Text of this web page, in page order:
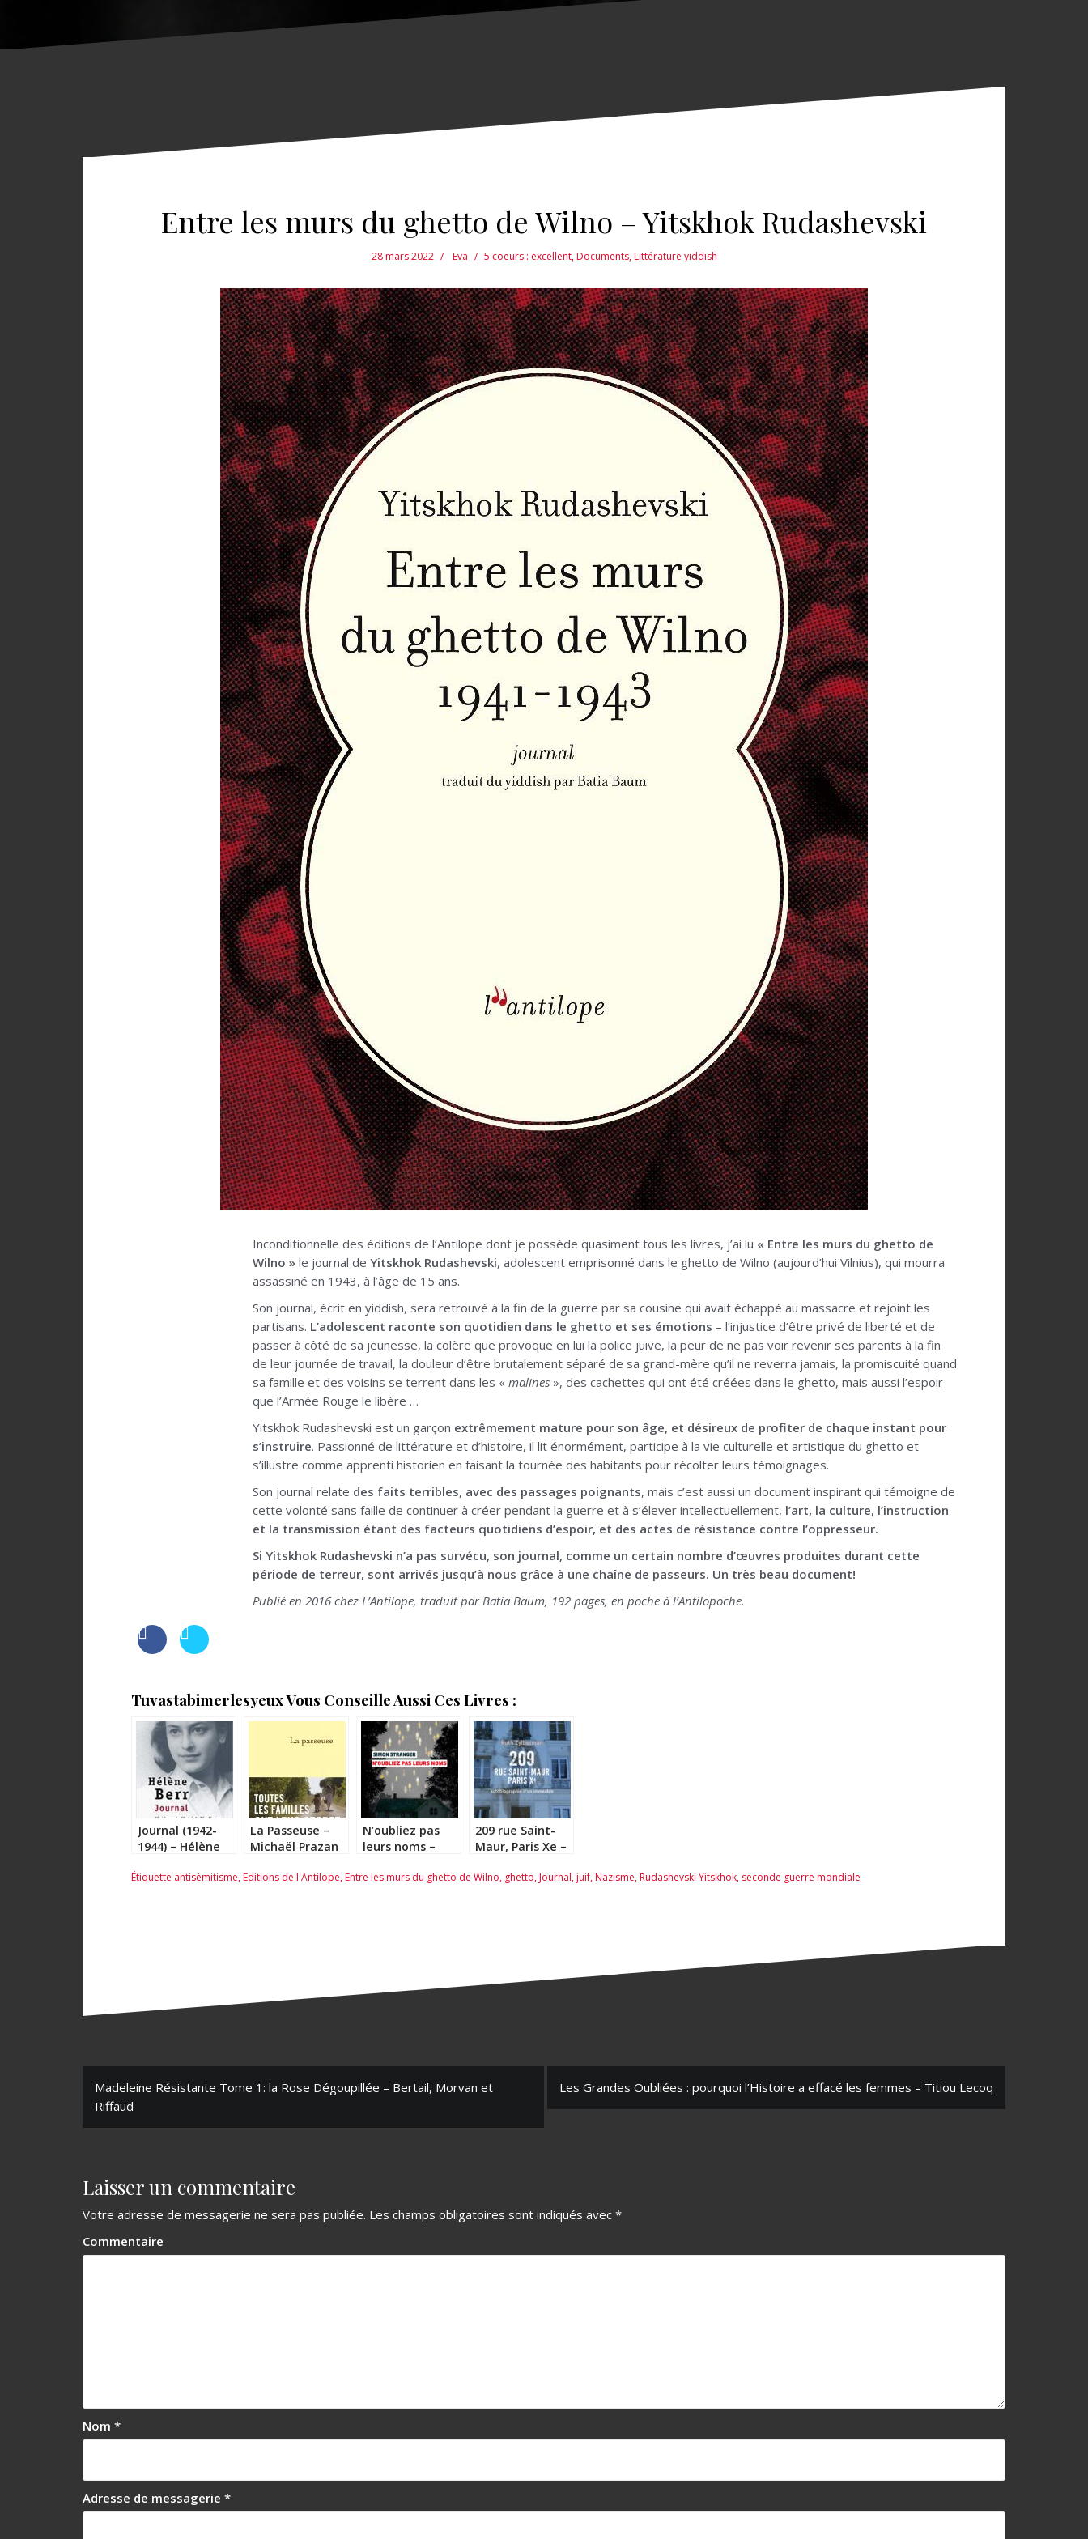
Entre les murs du ghetto de Wilno – Yitskhok Rudashevski
28 mars 2022 Eva 5 coeurs : excellent,Documents,Littérature yiddish
Inconditionnelle des éditions de l’Antilope dont je possède quasiment tous les livres, j’ai lu « Entre les murs du ghetto de
Wilno » le journal de Yitskhok Rudashevski, adolescent emprisonné dans le ghetto de Wilno (aujourd’hui Vilnius), qui mourra
assassiné en 1943, à l’âge de 15 ans.
Son journal, écrit en yiddish, sera retrouvé à la fin de la guerre par sa cousine qui avait échappé au massacre et rejoint les
partisans. L’adolescent raconte son quotidien dans le ghetto et ses émotions – l’injustice d’être privé de liberté et de
passer à côté de sa jeunesse, la colère que provoque en lui la police juive, la peur de ne pas voir revenir ses parents à la fin
de leur journée de travail, la douleur d’être brutalement séparé de sa grand-mère qu’il ne reverra jamais, la promiscuité quand
sa famille et des voisins se terrent dans les « malines », des cachettes qui ont été créées dans le ghetto, mais aussi l’espoir
que l’Armée Rouge le libère …
Yitskhok Rudashevski est un garçon extrêmement mature pour son âge, et désireux de profiter de chaque instant pour
s’instruire. Passionné de littérature et d’histoire, il lit énormément, participe à la vie culturelle et artistique du ghetto et
s’illustre comme apprenti historien en faisant la tournée des habitants pour récolter leurs témoignages.
Son journal relate des faits terribles, avec des passages poignants, mais c’est aussi un document inspirant qui témoigne de
cette volonté sans faille de continuer à créer pendant la guerre et à s’élever intellectuellement, l’art, la culture, l’instruction
et la transmission étant des facteurs quotidiens d’espoir, et des actes de résistance contre l’oppresseur.
Si Yitskhok Rudashevski n’a pas survécu, son journal, comme un certain nombre d’œuvres produites durant cette
période de terreur, sont arrivés jusqu’à nous grâce à une chaîne de passeurs. Un très beau document!
Publié en 2016 chez L’Antilope, traduit par Batia Baum, 192 pages, en poche à l’Antilopoche.
Tuvastabimerlesyeux Vous Conseille Aussi Ces Livres :
Journal (1942-
1944) – Hélène
La Passeuse –
Michaël Prazan
N’oubliez pas
leurs noms –
209 rue Saint-
Maur, Paris Xe –
Étiquette antisémitisme,Editions de l'Antilope,Entre les murs du ghetto de Wilno, ghetto,Journal,juif,Nazisme,Rudashevski Yitskhok, seconde guerre mondiale
N
a
i
g
a
t
l
’
r
t
Madeleine Résistante Tome 1: la Rose Dégoupillée – Bertail, Morvan et
Riffaud
Les Grandes Oubliées : pourquoi l’Histoire a effacé les femmes – Titiou Lecoq
Laisser un commentaire
Votre adresse de messagerie ne sera pas publiée. Les champs obligatoires sont indiqués avec *
Commentaire
Nom *
Adresse de messagerie *